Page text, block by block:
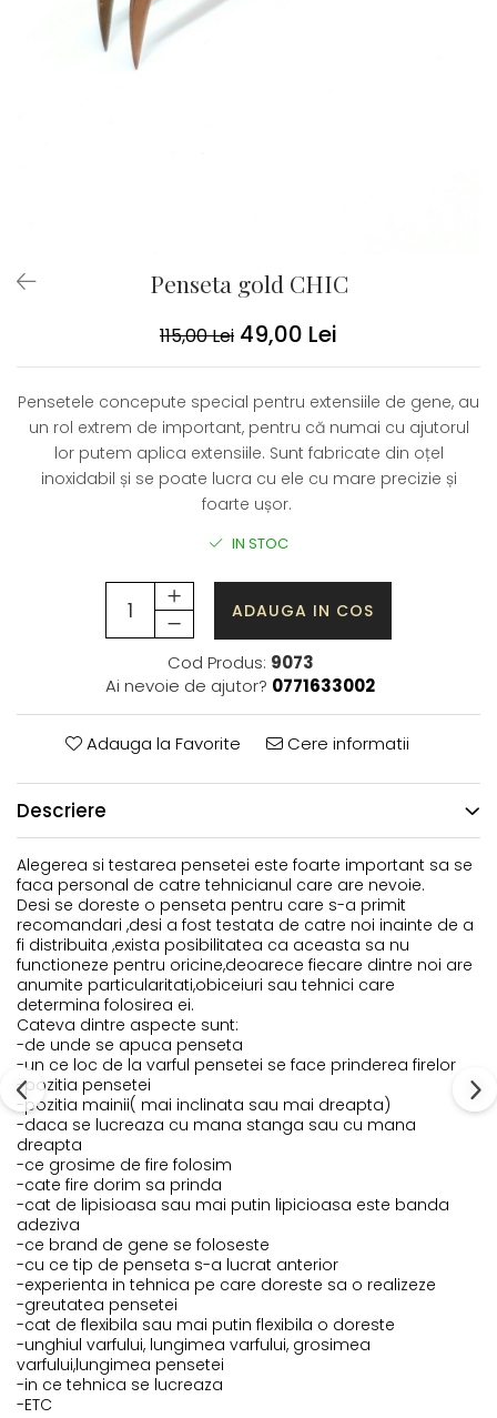
Penseta gold CHIC
115,00 Lei 49,00 Lei
Pensetele concepute special pentru extensiile de gene, au
un rol extrem de important, pentru că numai cu ajutorul
lor putem aplica extensiile. Sunt fabricate din oțel
inoxidabil și se poate lucra cu ele cu mare precizie și
foarte ușor.
IN STOC
ADAUGA IN COS
Cod Produs: 9073
Ai nevoie de ajutor? 0771633002
Adauga la Favorite Cere informatii
Descriere
Alegerea si testarea pensetei este foarte important sa se
faca personal de catre tehnicianul care are nevoie.
Desi se doreste o penseta pentru care s-a primit
recomandari ,desi a fost testata de catre noi inainte de a
fi distribuita ,exista posibilitatea ca aceasta sa nu
functioneze pentru oricine,deoarece fiecare dintre noi are
anumite particularitati,obiceiuri sau tehnici care
determina folosirea ei.
Cateva dintre aspecte sunt:
-de unde se apuca penseta
-un ce loc de la varful pensetei se face prinderea firelor
-pozitia pensetei
-pozitia mainii( mai inclinata sau mai dreapta)
-daca se lucreaza cu mana stanga sau cu mana
dreapta
-ce grosime de fire folosim
-cate fire dorim sa prinda
-cat de lipisioasa sau mai putin lipicioasa este banda
adeziva
-ce brand de gene se foloseste
-cu ce tip de penseta s-a lucrat anterior
-experienta in tehnica pe care doreste sa o realizeze
-greutatea pensetei
-cat de flexibila sau mai putin flexibila o doreste
-unghiul varfului, lungimea varfului, grosimea
varfului,lungimea pensetei
-in ce tehnica se lucreaza
-ETC